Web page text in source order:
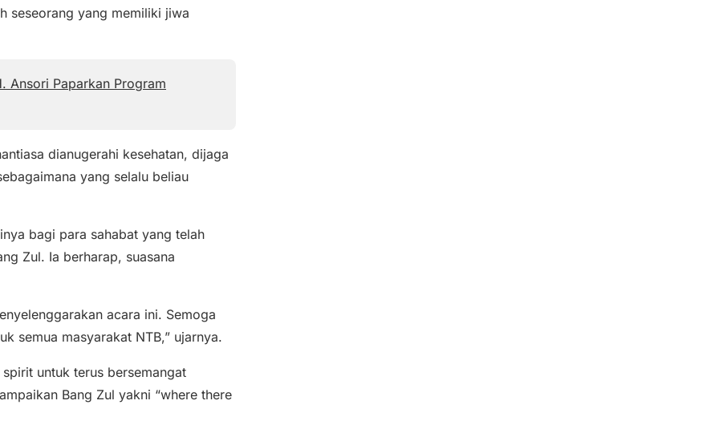
seseorang yang memiliki jiwa
Ansori Paparkan Program
dianugerahi kesehatan, dijaga
yang selalu beliau
bagi para sahabat yang telah
Zul. Ia berharap, suasana
acara ini. Semoga
semua masyarakat NTB,” ujarnya.
untuk terus bersemangat
Bang Zul yakni “where there